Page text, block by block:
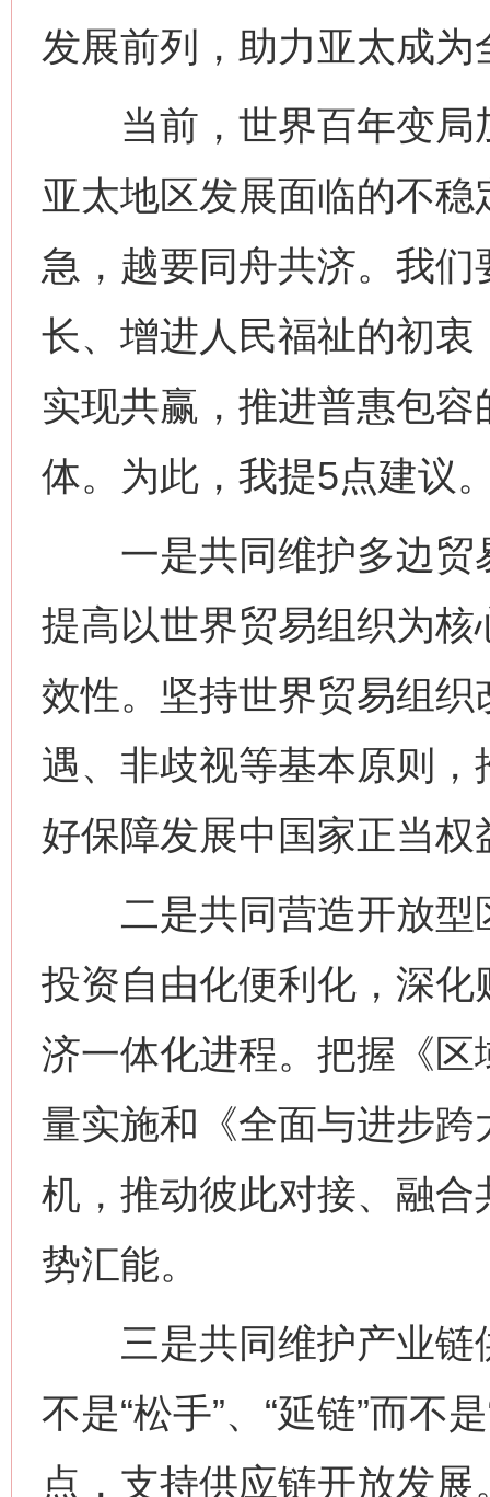
发展前列，助力亚太成
当前，世界百年变局
亚太地区发展面临的不
急，越要同舟共济。我
长、增进人民福祉的初
实现共赢，推进普惠包
体。为此，我提5点建议
一是共同维护多边贸
提高以世界贸易组织为
效性。坚持世界贸易组
遇、非歧视等基本原则
好保障发展中国家正当权
二是共同营造开放型
投资自由化便利化，深
济一体化进程。把握《
量实施和《全面与进步
机，推动彼此对接、融
势汇能。
三是共同维护产业链
不是“松手”、“延链”而不
点，支持供应链开放发